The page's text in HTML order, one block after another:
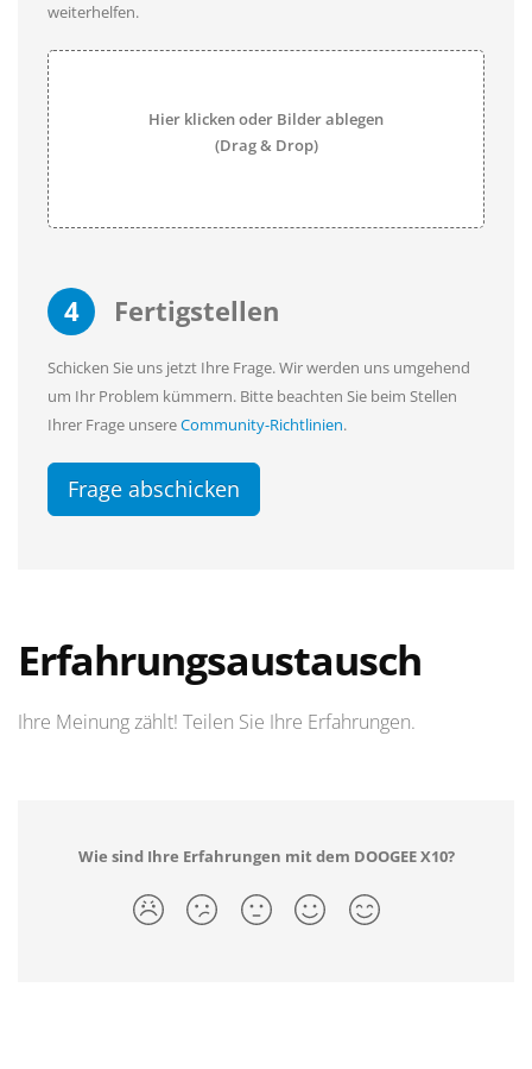
weiterhelfen.
Hier klicken oder Bilder ablegen
(Drag & Drop)
4 Fertigstellen
Schicken Sie uns jetzt Ihre Frage. Wir werden uns umgehend
um Ihr Problem kümmern. Bitte beachten Sie beim Stellen
Ihrer Frage unsereCommunity-Richtlinien.
Frage abschicken
Erfahrungsaustausch
Ihre Meinung zählt! Teilen Sie Ihre Erfahrungen.
Wie sind Ihre Erfahrungen mit dem DOOGEE X10?